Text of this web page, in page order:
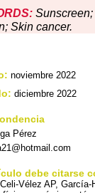
Skin cancer.
noviembre 2022
diciembre 2022
Pérez
debe citarse
Vélez AP, García-